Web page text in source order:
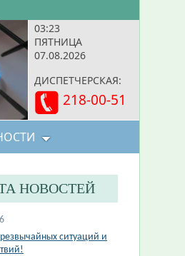
03:23
ПЯТНИЦА
07.08.2026
ДИСПЕТЧЕРСКАЯ:
218-00-51
НОВОСТЕЙ
ситуаций и